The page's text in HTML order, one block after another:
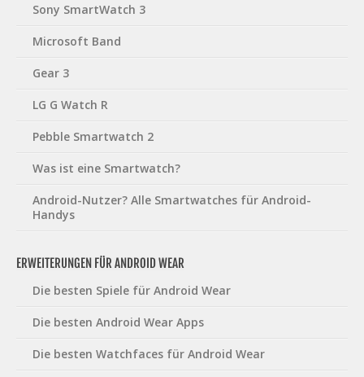
Sony SmartWatch 3
Microsoft Band
Gear 3
LG G Watch R
Pebble Smartwatch 2
Was ist eine Smartwatch?
Android-Nutzer? Alle Smartwatches für Android-
Handys
ERWEITERUNGEN FÜR ANDROID WEAR
Die besten Spiele für Android Wear
Die besten Android Wear Apps
Die besten Watchfaces für Android Wear